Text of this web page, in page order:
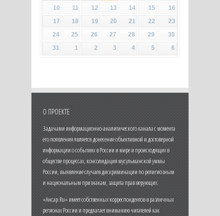
10
11 12 13 14 15
16
17
18 19 20 21 22
23
24
25 26 27 28 29
30
31
1 2 3 4 5 6
О ПРОЕКТЕ
Задачами информационно-аналитического канала с момента
его появления является донесение объективной и достоверной
информации о событиях в России и мире и происходящих в
обществе процессах, консолидация мусульманской уммы
России, выявление случаев дискриминации по религиозным
и национальным признакам, защита прав верующих.
«Ансар.Ru» имеет собственных корреспондентов в различных
регионах России и предлагает вниманию читателей как